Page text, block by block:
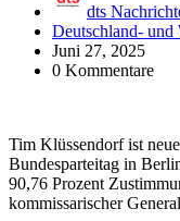
dts
Deutschland- und
Juni 27, 2025
0 Kommentare
Tim Klüssendorf ist
Bundesparteitag in
90,76 Prozent
kommissarischer